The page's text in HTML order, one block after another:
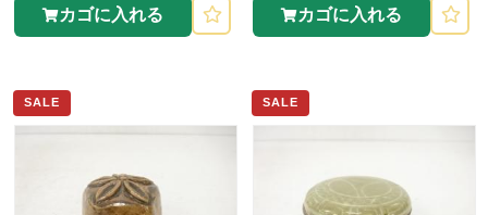
カゴに入れる カゴに入れる
SALE SALE